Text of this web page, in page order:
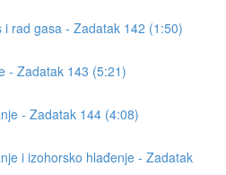
i rad gasa - Zadatak 142 (1:50)
- Zadatak 143 (5:21)
- Zadatak 144 (4:08)
i izohorsko hlađenje - Zadatak